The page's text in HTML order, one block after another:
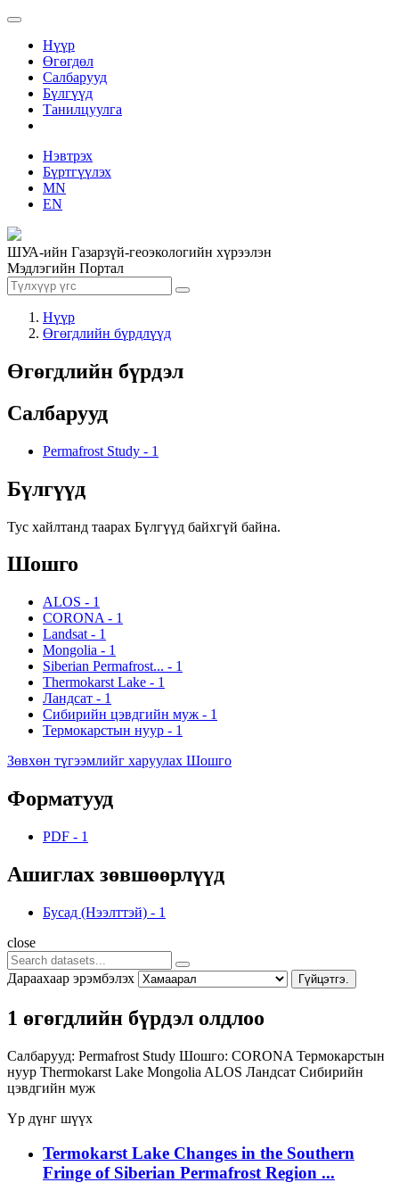
Нүүр
Өгөгдөл
Салбарууд
Бүлгүүд
Танилцуулга
Нэвтрэх
Бүртгүүлэх
MN
EN
ШУА-ийн Газарзүй-геоэкологийн хүрээлэн
Мэдлэгийн Портал
Нүүр
Өгөгдлийн бүрдлүүд
Өгөгдлийн бүрдэл
Салбарууд
Permafrost Study - 1
Бүлгүүд
Тус хайлтанд таарах Бүлгүүд байхгүй байна.
Шошго
ALOS - 1
CORONA - 1
Landsat - 1
Mongolia - 1
Siberian Permafrost... - 1
Thermokarst Lake - 1
Ландсат - 1
Сибирийн цэвдгийн муж - 1
Термокарстын нуур - 1
Зөвхөн түгээмлийг харуулах Шошго
Форматууд
PDF - 1
Ашиглах зөвшөөрлүүд
Бусад (Нээлттэй) - 1
close
Дараахаар эрэмбэлэх Гүйцэтгэ.
1 өгөгдлийн бүрдэл олдлоо
Салбарууд: Permafrost Study Шошго: CORONA Термокарстын
нуур Thermokarst Lake Mongolia ALOS Ландсат Сибирийн
цэвдгийн муж
Үр дүнг шүүх
Termokarst Lake Changes in the Southern
Fringe of Siberian Permafrost Region ...